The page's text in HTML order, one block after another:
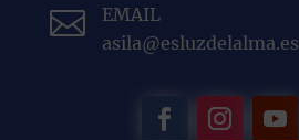

EMAIL
asila@esluzdelalma.es